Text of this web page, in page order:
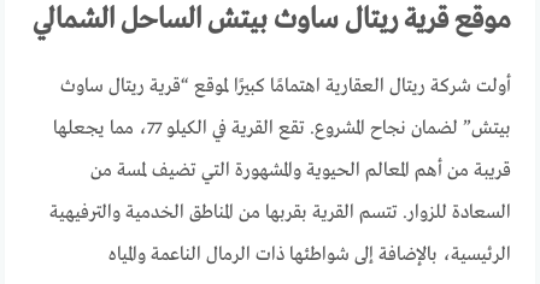
موقع قرية ريتال ساوث بيتش الساحل الشمالي
أولت شركة ريتال العقارية اهتمامًا كبيرًا لموقع “قرية ريتال ساوث
بيتش” لضمان نجاح المشروع. تقع القرية في الكيلو 77، مما يجعلها
قريبة من أهم المعالم الحيوية والمشهورة التي تضيف لمسة من
السعادة للزوار. تتسم القرية بقربها من المناطق الخدمية والترفيهية
الرئيسية، بالإضافة إلى شواطئها ذات الرمال الناعمة والمياه